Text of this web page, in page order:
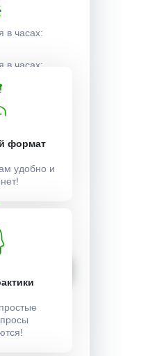
в часах:
в часах:
формат
удобно и